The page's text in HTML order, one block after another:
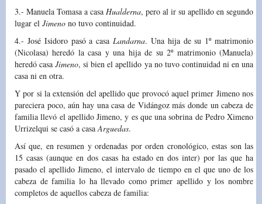
3.- Manuela Tomasa a casa Hualderna, pero al ir su apellido en segundo
lugar el Jimeno no tuvo continuidad.
4.- José Isidoro pasó a casa Landarna. Una hija de su 1º matrimonio
(Nicolasa) heredó la casa y una hija de su 2º matrimonio (Manuela)
heredó casaJimeno, si bien el apellido ya no tuvo continuidad ni en una
casa ni en otra.
Y por si la extensión del apellido que provocó aquel primer Jimeno nos
pareciera poco, aún hay una casa de Vidángoz más donde un cabeza de
familia llevó el apellido Jimeno, y es que una sobrina de Pedro Ximeno
Urrizelqui se casó a casaArguedas.
Así que, en resumen y ordenadas por orden cronológico, estas son las
15 casas (aunque en dos casas ha estado en dos inter) por las que ha
pasado el apellido Jimeno, el intervalo de tiempo en el que uno de los
cabeza de familia lo ha llevado como primer apellido y los nombre
completos de aquellos cabeza de familia: